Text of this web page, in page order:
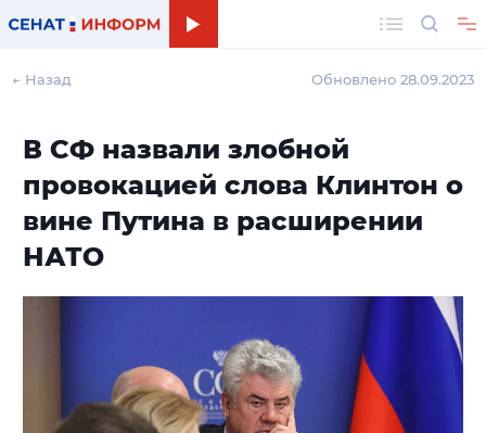
← Назад Обновлено 28.09.2023
В СФ назвали злобной
провокацией слова Клинтон о
вине Путина в расширении
НАТО